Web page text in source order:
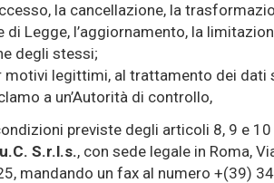
la cancellazione, la
di Legge, l’aggiornamento, la
degli stessi;
motivi legittimi, al trattamento dei dati
a un’Autorità di controllo,
previste degli articoli 8, 9 e
S.r.l.s., con sede legale in Roma,
mandando un fax al numero +(39)